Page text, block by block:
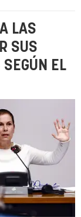
LAS
SUS
EL